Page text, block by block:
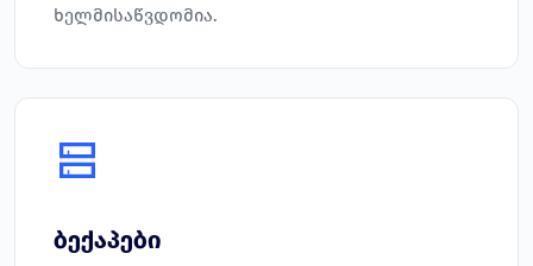
ხელმისაწვდომია.
ბექაპები